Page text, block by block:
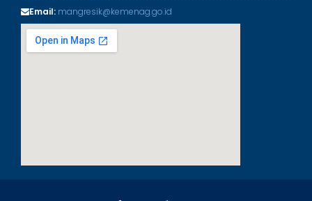
Email: mangresik@kemenag.go.id